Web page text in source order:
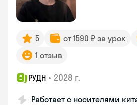
5 от 1590 ₽ за урок
1 отзыв
РУДН • 2028 г.
Работает с носителями